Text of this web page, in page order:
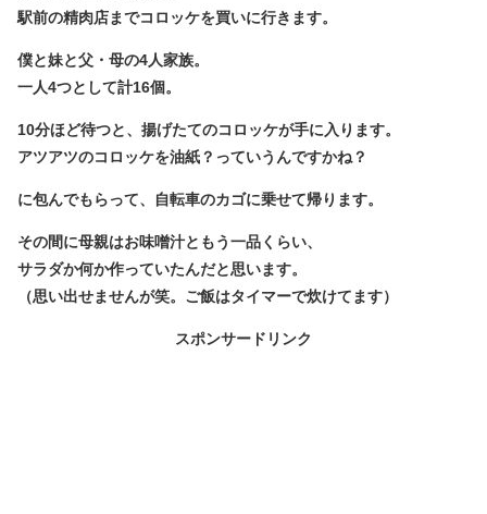
駅前の精肉店までコロッケを買いに行きます。
僕と妹と父・母の4人家族。
一人4つとして計16個。
10分ほど待つと、揚げたてのコロッケが手に入ります。
アツアツのコロッケを油紙？っていうんですかね？
に包んでもらって、自転車のカゴに乗せて帰ります。
その間に母親はお味噌汁ともう一品くらい、
サラダか何か作っていたんだと思います。
（思い出せませんが笑。ご飯はタイマーで炊けてます）
スポンサードリンク